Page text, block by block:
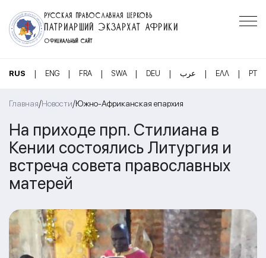
РУССКАЯ ПРАВОСЛАВНАЯ ЦЕРКОВЬ
ПАТРИАРШИЙ ЭКЗАРХАТ АФРИКИ
ОФИЦИАЛЬНЫЙ САЙТ
RUS | ENG | FRA | SWA | DEU | عرب | ΕΛΛ | PT
Главная/Новости/Южно-Африканская епархия
На приходе прп. Стилиана в
Кении состоялись Литургия и
встреча совета православных
матерей